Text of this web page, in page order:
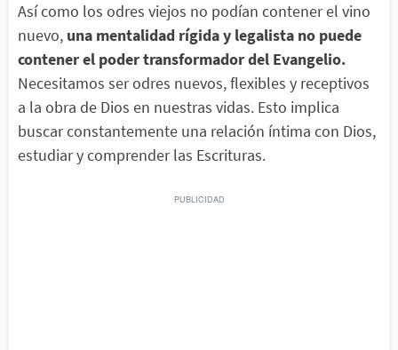
Así como los odres viejos no podían contener el vino
nuevo, una mentalidad rígida y legalista no puede
contener el poder transformador del Evangelio.
Necesitamos ser odres nuevos, flexibles y receptivos
a la obra de Dios en nuestras vidas. Esto implica
buscar constantemente una relación íntima con Dios,
estudiar y comprender las Escrituras.